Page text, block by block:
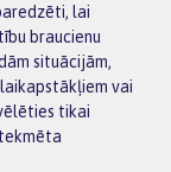
lai
braucienu
situācijām,
vai
tikai